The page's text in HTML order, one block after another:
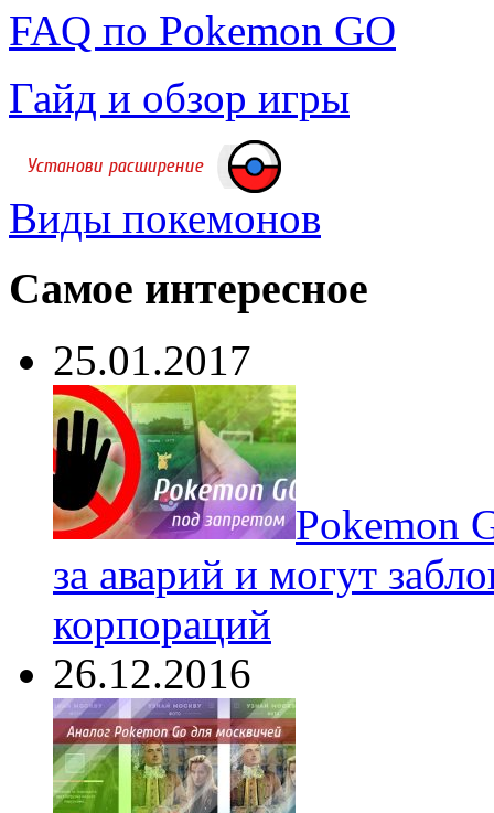
FAQ по Pokemon GO
Гайд и обзор игры
Виды покемонов
Самое интересное
25.01.2017
Pokеmon
за аварий и могут
корпораций
26.12.2016